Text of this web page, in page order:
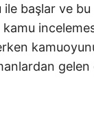
başlar ve
gelen